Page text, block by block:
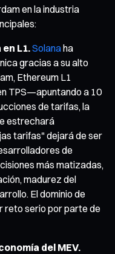
en la industria
L1.Solanaha
gracias a su alto
Ethereum L1
TPS—apuntando a 10
de tarifas, la
estrechará
tarifas" dejará de ser
de
más matizadas,
madurez del
El dominio de
reto serio por parte de
del MEV.